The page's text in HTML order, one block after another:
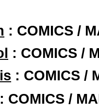
: COMICS /
: COMICS /
: COMICS /
COMICS /